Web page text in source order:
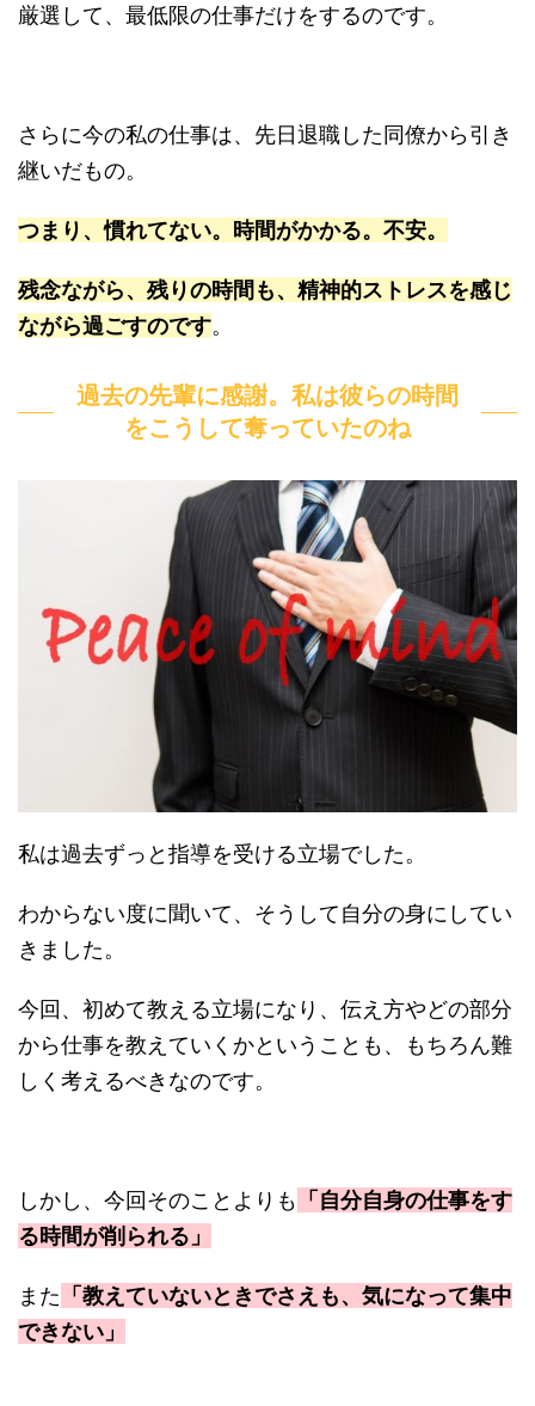
厳選して、最低限の仕事だけをするのです。
さらに今の私の仕事は、先日退職した同僚から引き
継いだもの。
つまり、慣れてない。時間がかかる。不安。
残念ながら、残りの時間も、精神的ストレスを感じ
ながら過ごすのです。
過去の先輩に感謝。私は彼らの時間
をこうして奪っていたのね
私は過去ずっと指導を受ける立場でした。
わからない度に聞いて、そうして自分の身にしてい
きました。
今回、初めて教える立場になり、伝え方やどの部分
から仕事を教えていくかということも、もちろん難
しく考えるべきなのです。
しかし、今回そのことよりも 「自分自身の仕事をす
る時間が削られる」
また 「教えていないときでさえも、気になって集中
できない」